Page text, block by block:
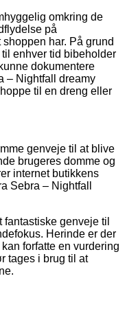
omkring de
på
har. På grund
enhver tid bibeholder
dokumentere
– Nightfall dreamy
til en dreng eller
genveje til at blive
brugeres domme og
internet butikkens
Sebra – Nightfall
genveje til
Herinde er der
forfatte en vurdering
tages i brug til at